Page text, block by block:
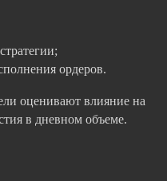
ордеров.
оценивают влияние на
в дневном объеме.